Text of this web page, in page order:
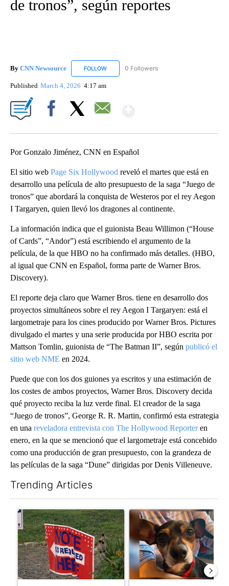
de tronos”, según reportes
By CNN Newsource FOLLOW FOLLOW "CNN NEWSOURCE" TO RECEIVE
0 Followers
Published March 4, 2026 4:17 am
Por Gonzalo Jiménez, CNN en Español
El sitio web Page Six Hollywood reveló el martes que está en
desarrollo una película de alto presupuesto de la saga “Juego de
tronos” que abordará la conquista de Westeros por el rey Aegon
I Targaryen, quien llevó los dragones al continente.
La información indica que el guionista Beau Willimon (“House
of Cards”, “Andor”) está escribiendo el argumento de la
película, de la que HBO no ha confirmado más detalles. (HBO,
al igual que CNN en Español, forma parte de Warner Bros.
Discovery).
El reporte deja claro que Warner Bros. tiene en desarrollo dos
proyectos simultáneos sobre el rey Aegon I Targaryen: está el
largometraje para los cines producido por Warner Bros. Pictures
divulgado el martes y una serie producida por HBO escrita por
Mattson Tomlin, guionista de “The Batman II”, según publicó el
sitio web NME en 2024.
Puede que con los dos guiones ya escritos y una estimación de
los costes de ambos proyectos, Warner Bros. Discovery decida
qué proyecto reciba la luz verde final. El creador de la saga
“Juego de tronos”, George R. R. Martin, confirmó esta estrategia
en una reveladora entrevista con The Hollywood Reporteren
enero, en la que se mencionó que el largometraje está concebido
como una producción de gran presupuesto, con la grandeza de
las películas de la saga “Dune” dirigidas por Denis Villeneuve.
Trending Articles
A trending article titled "Missouri voters reject amendments 4
A trending article titled "St.